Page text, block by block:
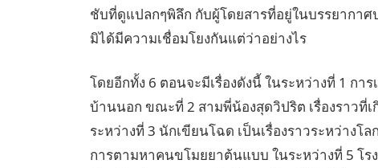
ชับที่ดูแปลกๆพิลึก กับผู้โดยสารที่อยู่ในบรรยากาศ
มิได้มีความเชื่อมโยงกันแต่ว่าอย่างไร
โดยอีกทั้ง 6 ตอนจะมีเรื่องดังนี้ ในระหว่างที่ 1 กา
บ้านนอก ขณะที่ 2 สามพี่น้องสุดวิปริต เรื่องราวที่
ระหว่างที่ 3 นักเขียนโฉด เป็นเรื่องราวระหว่าง
การตามหาคนขโมยยาต้นแบบ ในระหว่างที่ 5 โร